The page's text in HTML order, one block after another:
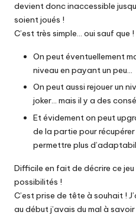
devient donc inaccessible
soient joués !
C’est très simple… oui sauf que !
On peut éventuellement
niveau en payant un peu…
On peut aussi rejouer un
joker… mais il y a des
Et évidement on peut
de la partie pour
permettre plus
Difficile en fait de décrire ce
possibilités !
C’est prise de tête à souhait !
au début j’avais du mal à